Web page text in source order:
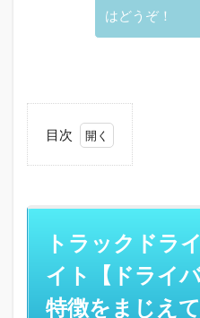
はどうぞ！
目次
ドラ
ー専
職サ
イト
【ド
トラックドラ
イト【ドライ
特徴をまじえ